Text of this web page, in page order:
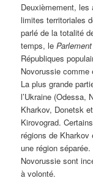
Deuxièmement, les
limites territoriales
parlé de la totalité
temps, le
Républiques
Novorussie comme
La plus grande
l’Ukraine (Odessa,
Kharkov, Donetsk
Kirovograd.
régions de
une région
Novorussie sont
à volonté.